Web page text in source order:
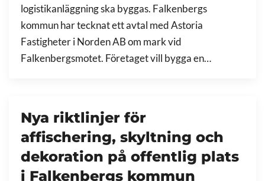
logistikanläggning ska byggas. Falkenbergs
kommun har tecknat ett avtal med Astoria
Fastigheter i Norden AB om mark vid
Falkenbergsmotet. Företaget vill bygga en…
Nya riktlinjer för
affischering, skyltning och
dekoration på offentlig plats
i Falkenbergs kommun